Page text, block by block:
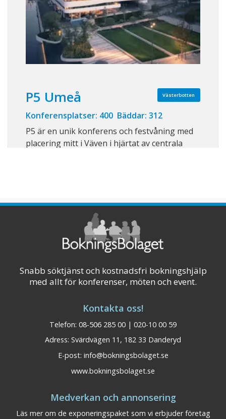
Västerbotten
P5 Umeå
Konferensplatser: 400 Bäddar: 312
P5 är en unik konferens och festvåning med
placering mitt i Väven i hjärtat av centrala
och mycket mer. Med andra o ...
Snabb söktjänst och kostnadsfri bokningshjälp
med allt för konferenser, möten och event.
Kontakta oss!
Telefon: 08-506 285 00 | 020-10 00 59
Adress: Svärdvägen 11, 182 33 Danderyd
E-post: info@bokningsbolaget.se
www.bokningsbolaget.se
Medverkan och annonsering
Läs mer om de exponeringspaket som vi erbjuder företag